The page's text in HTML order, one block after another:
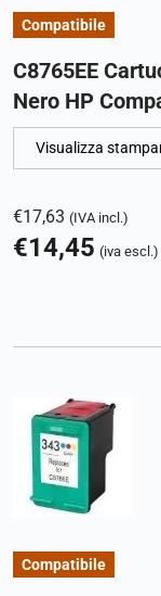
Compatibile
C8765EE
Nero HP
Visualizza
€17,63 (IVA incl.)
€14,45 (iva escl.)
Compatibile